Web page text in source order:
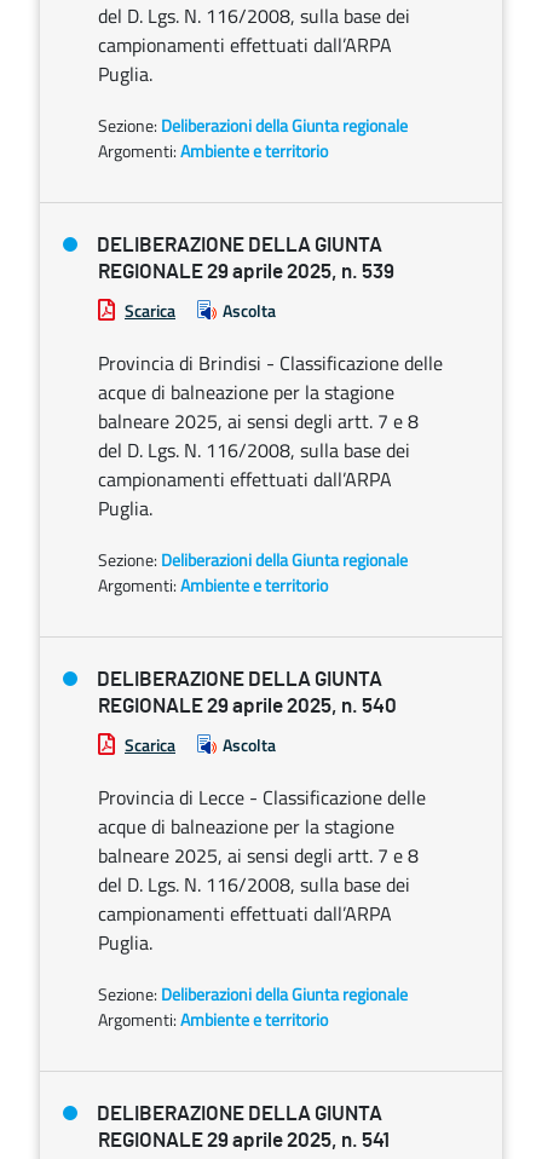
del D. Lgs. N. 116/2008, sulla base dei
campionamenti effettuati dall’ARPA
Puglia.
Sezione: Deliberazioni della Giunta regionale
Argomenti:Ambiente e territorio
DELIBERAZIONE DELLA GIUNTA
REGIONALE 29 aprile 2025, n. 539
Scarica Ascolta
Provincia di Brindisi - Classificazione delle
acque di balneazione per la stagione
balneare 2025, ai sensi degli artt. 7 e 8
del D. Lgs. N. 116/2008, sulla base dei
campionamenti effettuati dall’ARPA
Puglia.
Sezione: Deliberazioni della Giunta regionale
Argomenti:Ambiente e territorio
DELIBERAZIONE DELLA GIUNTA
REGIONALE 29 aprile 2025, n. 540
Scarica Ascolta
Provincia di Lecce - Classificazione delle
acque di balneazione per la stagione
balneare 2025, ai sensi degli artt. 7 e 8
del D. Lgs. N. 116/2008, sulla base dei
campionamenti effettuati dall’ARPA
Puglia.
Sezione: Deliberazioni della Giunta regionale
Argomenti:Ambiente e territorio
DELIBERAZIONE DELLA GIUNTA
REGIONALE 29 aprile 2025, n. 541